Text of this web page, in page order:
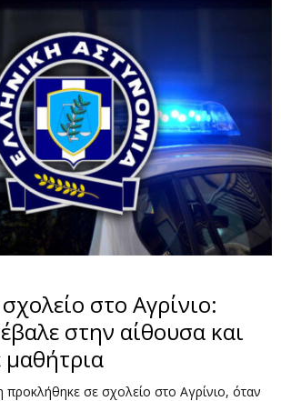
στο Αγρίνιο:
στην αίθουσα και
μαθήτρια
σε σχολείο στο Αγρίνιο, όταν